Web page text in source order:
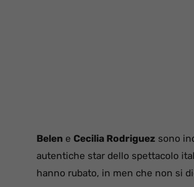
Belen e Cecilia Rodriguez sono
autentiche star dello spettacolo
hanno rubato, in men che non si